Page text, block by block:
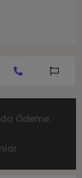
Ödeme